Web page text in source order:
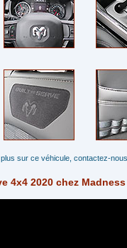
sur ce véhicule, contactez-
4x4 2020 chez Madness